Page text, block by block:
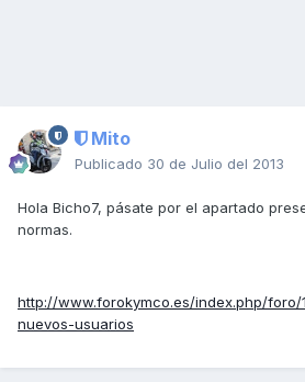
Mito
Publicado 30 de Julio del 2013
Hola Bicho7, pásate por el apartado
normas.
http://www.forokymco.es/index.php/foro/
nuevos-usuarios